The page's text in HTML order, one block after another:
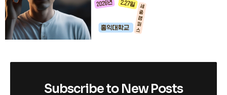
Subscribe to New Posts